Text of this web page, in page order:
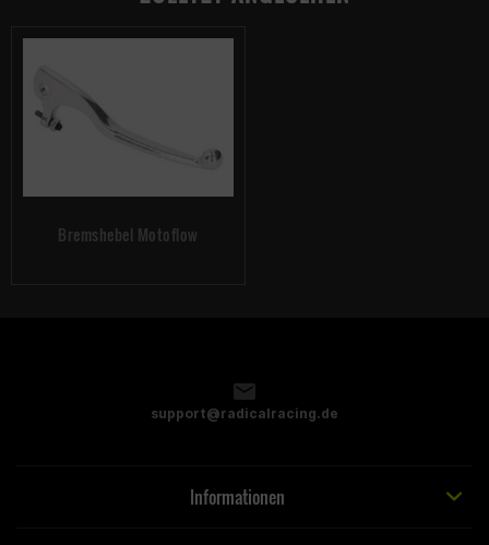
Bremshebel Motoflow
support@radicalracing.de
Informationen